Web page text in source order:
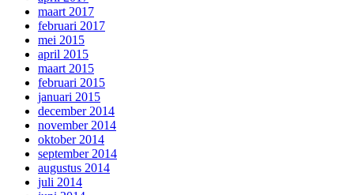
maart 2017
februari 2017
mei 2015
april 2015
maart 2015
februari 2015
januari 2015
december 2014
november 2014
oktober 2014
september 2014
augustus 2014
juli 2014